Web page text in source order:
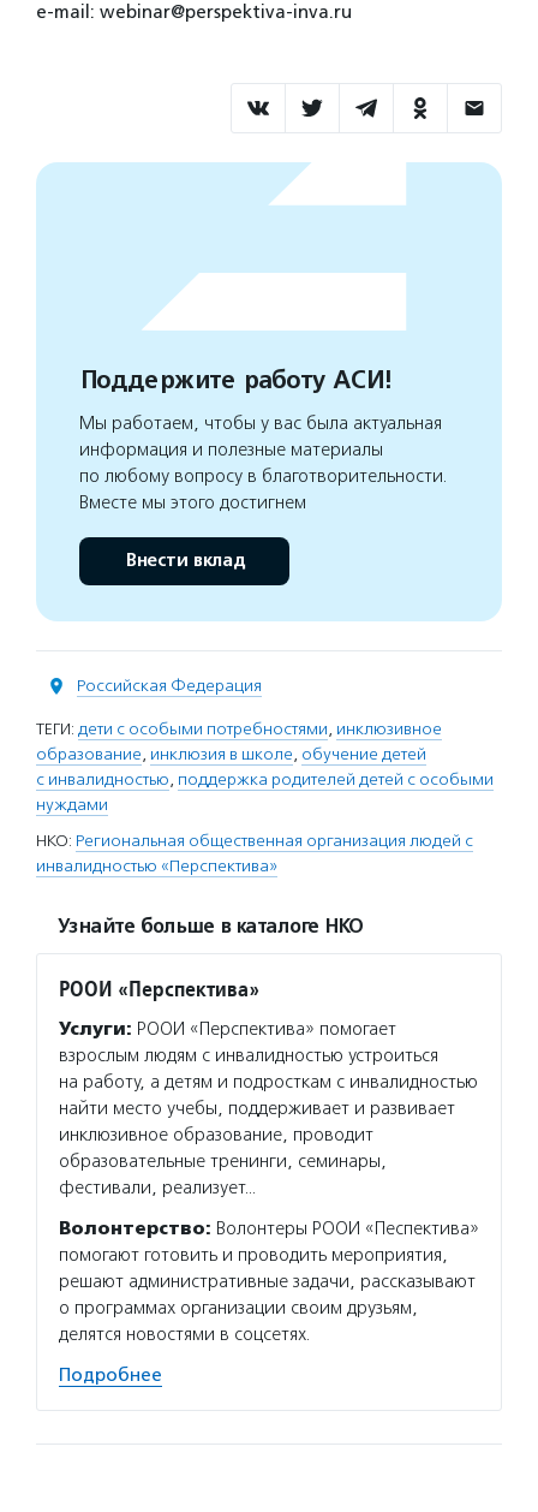
e-mail: webinar@perspektiva-inva.ru
Поддержите работу АСИ!
Мы работаем, чтобы у вас была актуальная
информация и полезные материалы
по любому вопросу в благотворительности.
Вместе мы этого достигнем
Внести вклад
Российская Федерация
ТЕГИ: дети с особыми потребностями, инклюзивное
образование, инклюзия в школе, обучение детей
с инвалидностью, поддержка родителей детей с особыми
нуждами
НКО: Региональная общественная организация людей с
инвалидностью «Перспектива»
Узнайте больше в каталоге НКО
РООИ «Перспектива»
Услуги: РООИ «Перспектива» помогает
взрослым людям с инвалидностью устроиться
на работу, а детям и подросткам с инвалидностью
найти место учебы, поддерживает и развивает
инклюзивное образование, проводит
образовательные тренинги, семинары,
фестивали, реализует…
Волонтерство: Волонтеры РООИ «Песпектива»
помогают готовить и проводить мероприятия,
решают административные задачи, рассказывают
о программах организации своим друзьям,
делятся новостями в соцсетях.
Подробнее